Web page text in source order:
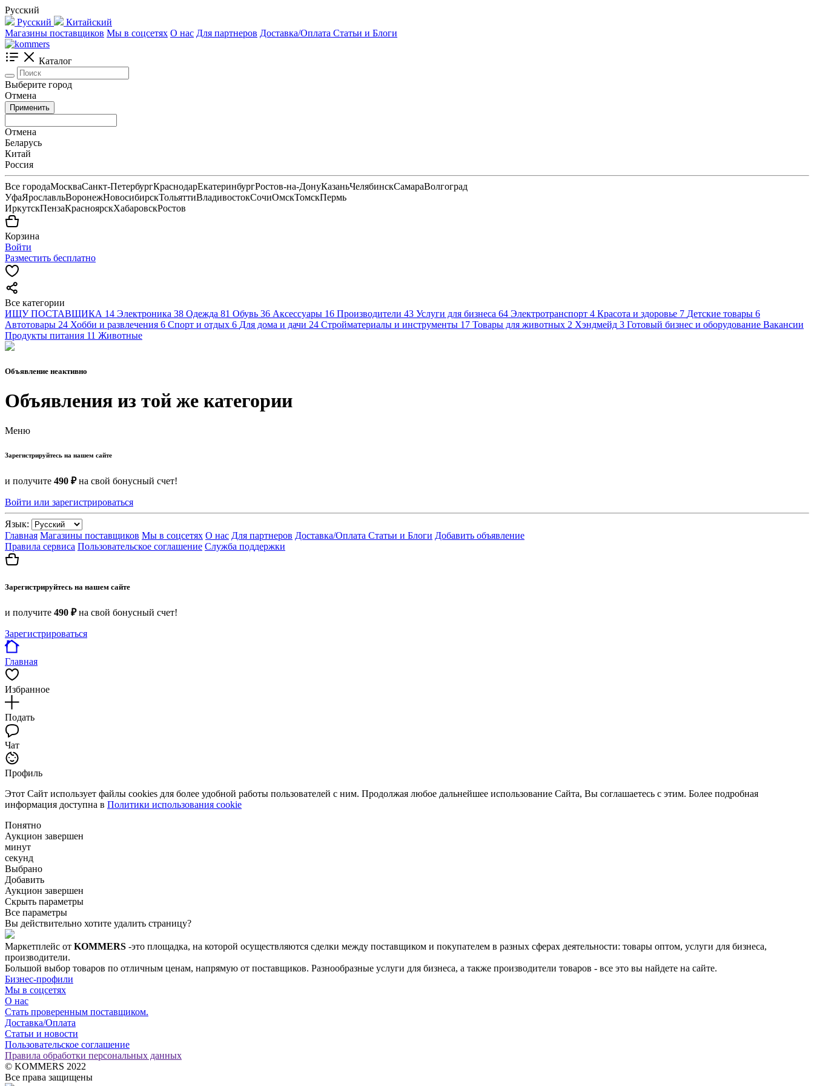
Русский
Русский
Китайский
Магазины поставщиков Мы в соцсетях О нас Для партнеров Доставка/Оплата Статьи и Блоги
Каталог
Выберите город
Отмена
Применить
Отмена
Беларусь
Китай
Россия
Все городаМоскваСанкт-ПетербургКраснодарЕкатеринбургРостов-на-ДонуКазаньЧелябинскСамараВолгоград
УфаЯрославльВоронежНовосибирскТольяттиВладивостокСочиОмскТомскПермь
ИркутскПензаКрасноярскХабаровскРостов
Корзина
Войти
Разместить бесплатно
Все категории
ИЩУ ПОСТАВЩИКА 14 Электроника 38 Одежда 81 Обувь 36 Аксессуары 16 Производители 43 Услуги для бизнеса 64 Электротранспорт 4 Красота и здоровье 7 Детские товары 6
Автотовары 24 Хобби и развлечения 6 Спорт и отдых 6 Для дома и дачи 24 Стройматериалы и инструменты 17 Товары для животных 2 Хэндмейд 3 Готовый бизнес и оборудование Вакансии
Продукты питания 11 Животные
Объявление неактивно
Объявления из той же категории
Меню
Зарегистрируйтесь на нашем сайте
и получите 490 ₽на свой бонусный счет!
Войти или зарегистрироваться
Язык:
Главная Магазины поставщиков Мы в соцсетях О нас Для партнеров Доставка/Оплата Статьи и Блоги Добавить объявление
Правила сервиса Пользовательское соглашение Служба поддержки
Зарегистрируйтесь на нашем сайте
и получите 490 ₽на свой бонусный счет!
Зарегистрироваться
Главная
Избранное
Подать
Чат
Профиль
Этот Сайт использует файлы cookies для более удобной работы пользователей с ним. Продолжая любое дальнейшее использование Сайта, Вы соглашаетесь с этим. Более подробная
информация доступна в Политики использования cookie
Понятно
Аукцион завершен
минут
секунд
Выбрано
Добавить
Аукцион завершен
Скрыть параметры
Все параметры
Вы действительно хотите удалить страницу?
Маркетплейс от KOMMERS -это площадка, на которой осуществляются сделки между поставщиком и покупателем в разных сферах деятельности: товары оптом, услуги для бизнеса,
производители.
Большой выбор товаров по отличным ценам, напрямую от поставщиков. Разнообразные услуги для бизнеса, а также производители товаров - все это вы найдете на сайте.
Бизнес-профили
Мы в соцсетях
О нас
Стать проверенным поставщиком.
Доставка/Оплата
Статьи и новости
Пользовательское соглашение
Правила обработки персональных данных
© KOMMERS 2022
Все права защищены